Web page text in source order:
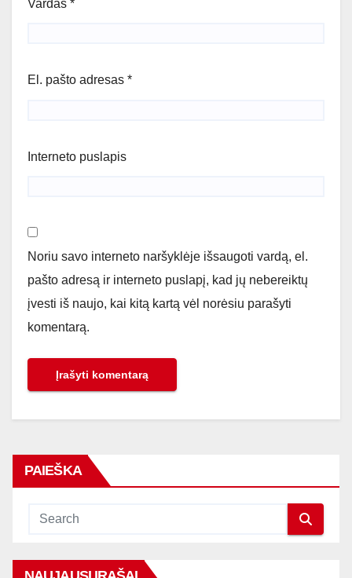
Vardas *
El. pašto adresas *
Interneto puslapis
Noriu savo interneto naršyklėje išsaugoti vardą, el.
pašto adresą ir interneto puslapį, kad jų nebereiktų
įvesti iš naujo, kai kitą kartą vėl norėsiu parašyti
komentarą.
PAIEŠKA